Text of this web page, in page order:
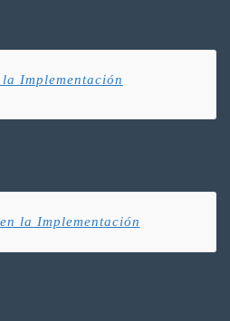
Implementación
la Implementación